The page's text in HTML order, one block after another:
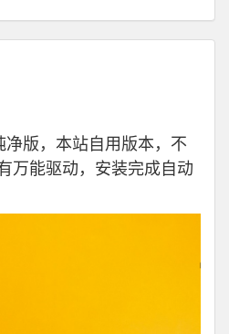
版，本站自用版本，不
万能驱动，安装完成自动